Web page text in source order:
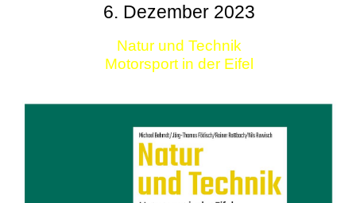
6. Dezember 2023
Natur und Technik
Motorsport in der Eifel